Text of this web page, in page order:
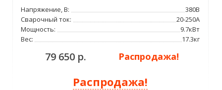
Напряжение, В:
380В
Сварочный ток:
20-250А
Мощность:
9.7кВт
Вес:
17.3кг
79 650 р. Распродажа!
Распродажа!